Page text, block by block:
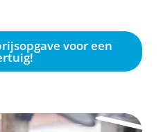
voor een